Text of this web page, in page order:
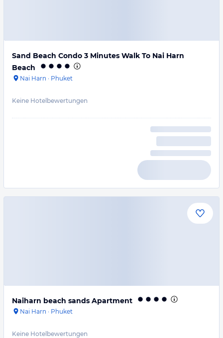
Sand Beach Condo 3 Minutes Walk To Nai Harn
Beach
Nai Harn · Phuket
Keine Hotelbewertungen
Naiharn beach sands Apartment
Nai Harn · Phuket
Keine Hotelbewertungen